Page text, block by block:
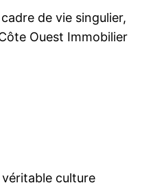
de vie singulier,
Ouest Immobilier
culture